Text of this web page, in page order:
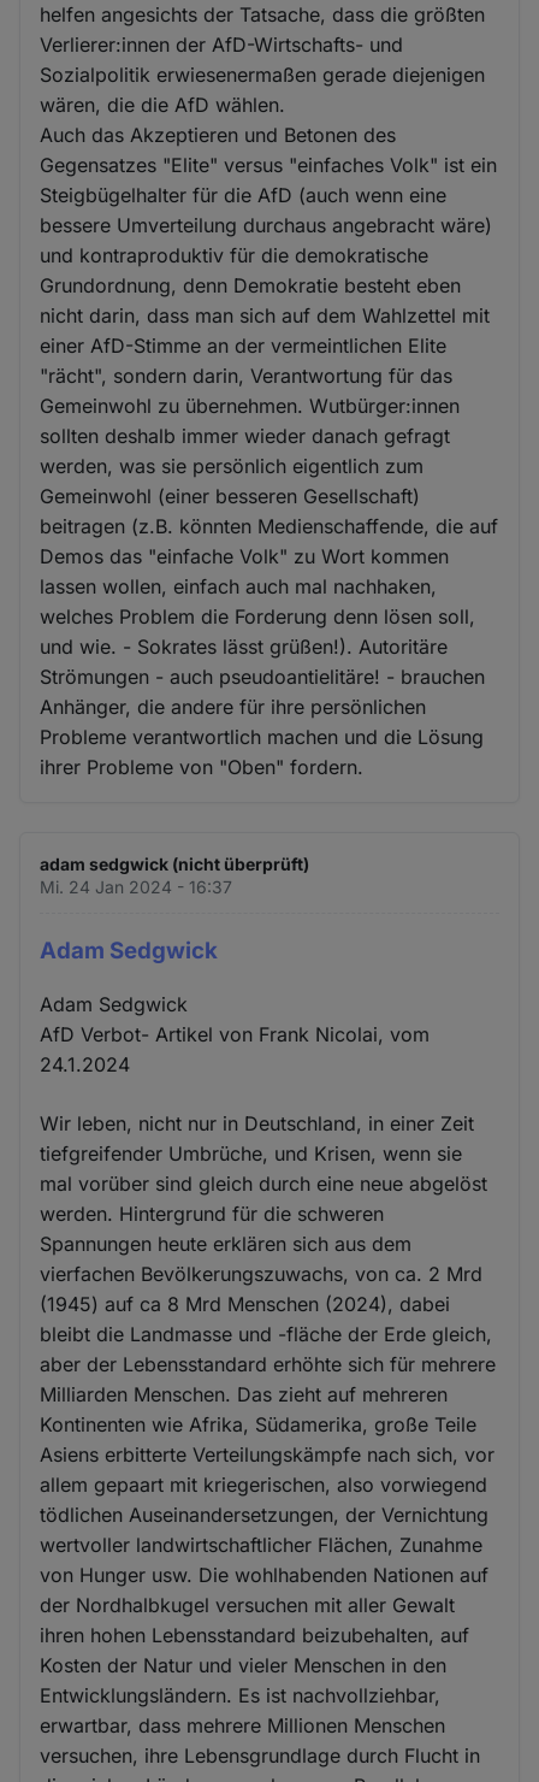
helfen angesichts der Tatsache, dass die größten
Verlierer:innen der AfD-Wirtschafts- und
Sozialpolitik erwiesenermaßen gerade diejenigen
wären, die die AfD wählen.
Auch das Akzeptieren und Betonen des
Gegensatzes "Elite" versus "einfaches Volk" ist ein
Steigbügelhalter für die AfD (auch wenn eine
bessere Umverteilung durchaus angebracht wäre)
und kontraproduktiv für die demokratische
Grundordnung, denn Demokratie besteht eben
nicht darin, dass man sich auf dem Wahlzettel mit
einer AfD-Stimme an der vermeintlichen Elite
"rächt", sondern darin, Verantwortung für das
Gemeinwohl zu übernehmen. Wutbürger:innen
sollten deshalb immer wieder danach gefragt
werden, was sie persönlich eigentlich zum
Gemeinwohl (einer besseren Gesellschaft)
beitragen (z.B. könnten Medienschaffende, die auf
Demos das "einfache Volk" zu Wort kommen
lassen wollen, einfach auch mal nachhaken,
welches Problem die Forderung denn lösen soll,
und wie. - Sokrates lässt grüßen!). Autoritäre
Strömungen - auch pseudoantielitäre! - brauchen
Anhänger, die andere für ihre persönlichen
Probleme verantwortlich machen und die Lösung
ihrer Probleme von "Oben" fordern.
adam sedgwick (nicht überprüft)
Mi. 24 Jan 2024 - 16:37
Adam Sedgwick
Adam Sedgwick
AfD Verbot- Artikel von Frank Nicolai, vom
24.1.2024
Wir leben, nicht nur in Deutschland, in einer Zeit
tiefgreifender Umbrüche, und Krisen, wenn sie
mal vorüber sind gleich durch eine neue abgelöst
werden. Hintergrund für die schweren
Spannungen heute erklären sich aus dem
vierfachen Bevölkerungszuwachs, von ca. 2 Mrd
(1945) auf ca 8 Mrd Menschen (2024), dabei
bleibt die Landmasse und -fläche der Erde gleich,
aber der Lebensstandard erhöhte sich für mehrere
Milliarden Menschen. Das zieht auf mehreren
Kontinenten wie Afrika, Südamerika, große Teile
Asiens erbitterte Verteilungskämpfe nach sich, vor
allem gepaart mit kriegerischen, also vorwiegend
tödlichen Auseinandersetzungen, der Vernichtung
wertvoller landwirtschaftlicher Flächen, Zunahme
von Hunger usw. Die wohlhabenden Nationen auf
der Nordhalbkugel versuchen mit aller Gewalt
ihren hohen Lebensstandard beizubehalten, auf
Kosten der Natur und vieler Menschen in den
Entwicklungsländern. Es ist nachvollziehbar,
erwartbar, dass mehrere Millionen Menschen
versuchen, ihre Lebensgrundlage durch Flucht in